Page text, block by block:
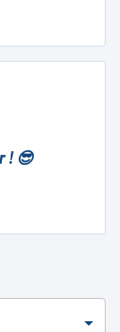
! 😎